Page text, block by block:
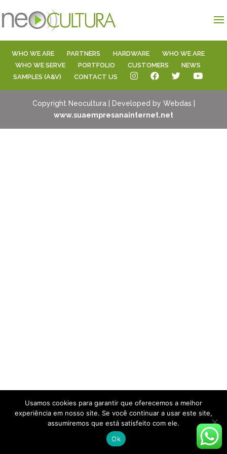
WHO WE ARE PARTNERS HARDWARE
WHO WE ARE
WHO WE SERVE
PORTFOLIO CUSTOMERS
NEWS
SAMPLES (A&V)
CONTACT US
Copyright Neocultura | Developed by Webdas |
www.suaempresanainternet.net
Usamos cookies para garantir que oferecemos a melhor
experiência em nosso site. Se você continuar a usar este site,
assumiremos que está satisfeito com ele.
Ok